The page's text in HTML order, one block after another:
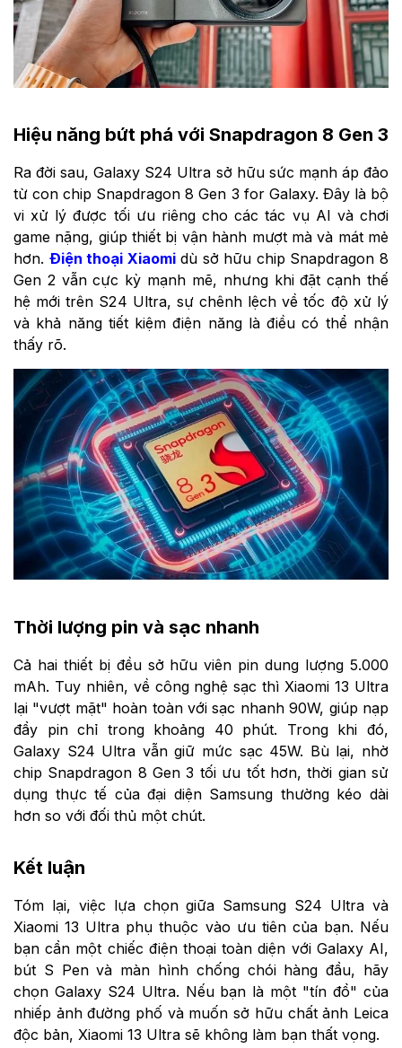
Hiệu năng bứt phá với Snapdragon 8 Gen 3
Ra đời sau, Galaxy S24 Ultra sở hữu sức mạnh áp đảo
từ con chip Snapdragon 8 Gen 3 for Galaxy. Đây là bộ
vi xử lý được tối ưu riêng cho các tác vụ AI và chơi
game nặng, giúp thiết bị vận hành mượt mà và mát mẻ
hơn. Điện thoại Xiaomidù sở hữu chip Snapdragon 8
Gen 2 vẫn cực kỳ mạnh mẽ, nhưng khi đặt cạnh thế
hệ mới trên S24 Ultra, sự chênh lệch về tốc độ xử lý
và khả năng tiết kiệm điện năng là điều có thể nhận
thấy rõ.
Thời lượng pin và sạc nhanh
Cả hai thiết bị đều sở hữu viên pin dung lượng 5.000
mAh. Tuy nhiên, về công nghệ sạc thì Xiaomi 13 Ultra
lại "vượt mặt" hoàn toàn với sạc nhanh 90W, giúp nạp
đầy pin chỉ trong khoảng 40 phút. Trong khi đó,
Galaxy S24 Ultra vẫn giữ mức sạc 45W. Bù lại, nhờ
chip Snapdragon 8 Gen 3 tối ưu tốt hơn, thời gian sử
dụng thực tế của đại diện Samsung thường kéo dài
hơn so với đối thủ một chút.
Kết luận
Tóm lại, việc lựa chọn giữa Samsung S24 Ultra và
Xiaomi 13 Ultra phụ thuộc vào ưu tiên của bạn. Nếu
bạn cần một chiếc điện thoại toàn diện với Galaxy AI,
bút S Pen và màn hình chống chói hàng đầu, hãy
chọn Galaxy S24 Ultra. Nếu bạn là một "tín đồ" của
nhiếp ảnh đường phố và muốn sở hữu chất ảnh Leica
độc bản, Xiaomi 13 Ultra sẽ không làm bạn thất vọng.